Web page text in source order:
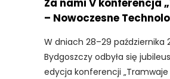
Za nami V konferencja
– Nowoczesne
W dniach 28–29 października
Bydgoszczy odbyła się
edycja konferencji „Tramwaje